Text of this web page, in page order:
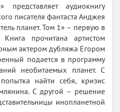
представляет аудиокнигу
писателя фантаста Анджея
планет. Том 1» – первую в
прочитана артистом
актером дубляжа Егором
подается в программу
необитаемых планет. С
найти себя, кризис
С другой – решение
инопланетной